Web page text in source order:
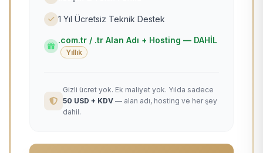
1 Yıl Ücretsiz Teknik Destek
.com.tr / .tr Alan Adı + Hosting — DAHİL
Yıllık
Gizli ücret yok. Ek maliyet yok. Yılda sadece
50 USD + KDV — alan adı, hosting ve her şey
dahil.